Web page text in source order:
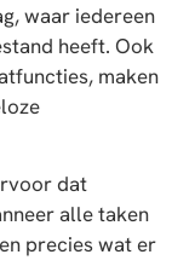
waar iedereen
heeft. Ook
maken
dat
alle taken
precies wat er